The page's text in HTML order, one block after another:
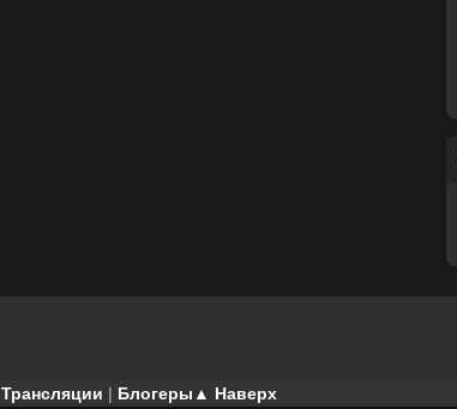
▲ Наверх
Трансляции | Блогеры